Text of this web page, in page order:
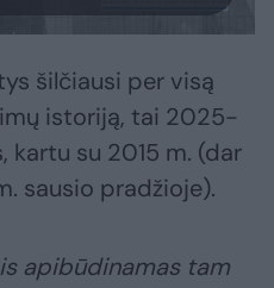
šilčiausi per visą
istoriją, tai 2025-
su 2015 m. (dar
sausio pradžioje).
apibūdinamas tam